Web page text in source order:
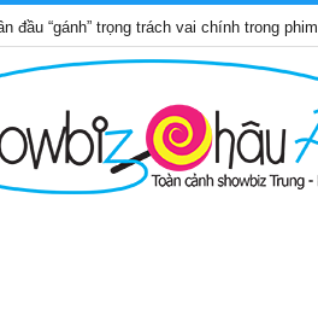
trách vai chính trong phim “Không gian lạ”